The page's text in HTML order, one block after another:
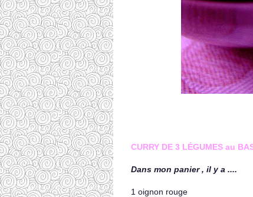
CURRY DE 3 LÉGUMES au
Dans mon panier , il y a ....
1 oignon rouge